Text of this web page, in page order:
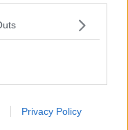
Privacy Policy
Calleri